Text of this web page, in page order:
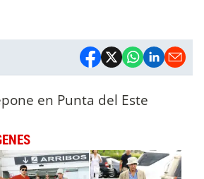
en Punta del Este